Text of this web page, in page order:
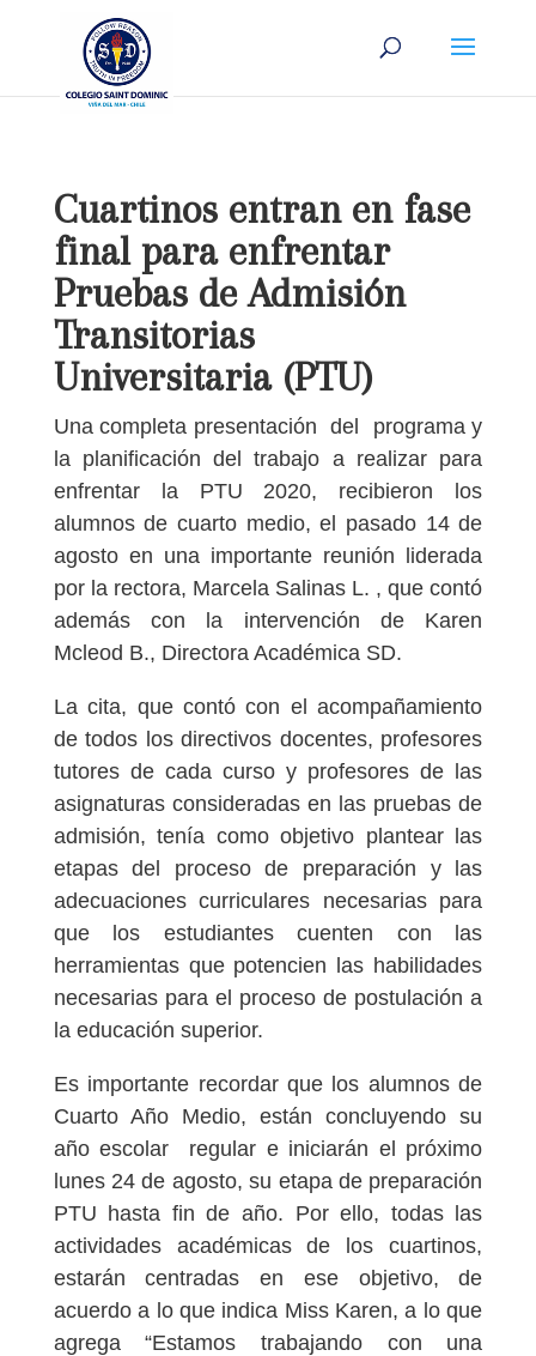
Cuartinos entran en fase
final para enfrentar
Pruebas de Admisión
Transitorias
Universitaria (PTU)
Una completa presentación del programa y
la planificación del trabajo a realizar para
enfrentar la PTU 2020, recibieron los
alumnos de cuarto medio, el pasado 14 de
agosto en una importante reunión liderada
por la rectora, Marcela Salinas L. , que contó
además con la intervención de Karen
Mcleod B., Directora Académica SD.
La cita, que contó con el acompañamiento
de todos los directivos docentes, profesores
tutores de cada curso y profesores de las
asignaturas consideradas en las pruebas de
admisión, tenía como objetivo plantear las
etapas del proceso de preparación y las
adecuaciones curriculares necesarias para
que los estudiantes cuenten con las
herramientas que potencien las habilidades
necesarias para el proceso de postulación a
la educación superior.
Es importante recordar que los alumnos de
Cuarto Año Medio, están concluyendo su
año escolar regular e iniciarán el próximo
lunes 24 de agosto, su etapa de preparación
PTU hasta fin de año. Por ello, todas las
actividades académicas de los cuartinos,
estarán centradas en ese objetivo, de
acuerdo a lo que indica Miss Karen, a lo que
agrega “Estamos trabajando con una